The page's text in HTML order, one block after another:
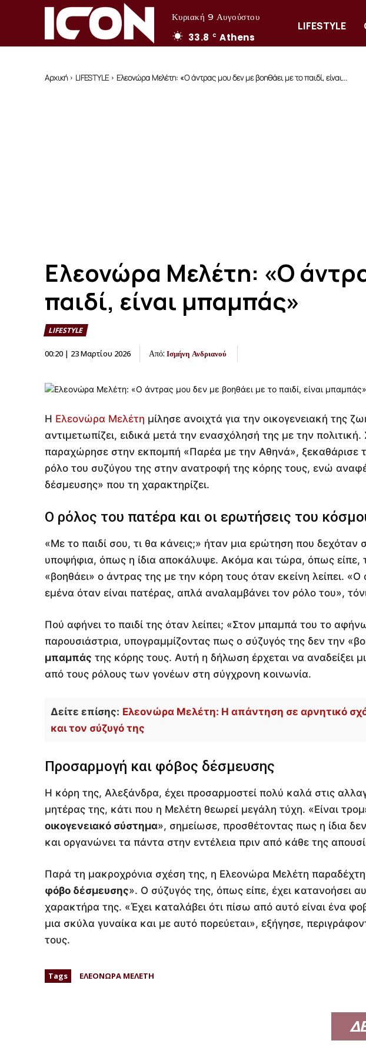
Κυριακή 9 Αυγούστου
33.8 C Athens
LIFESTYLE
Αρχική LIFESTYLE Ελεονώρα Μελέτη: «Ο άντρας μου δεν με βοηθάει με το παιδί, είναι...
Ελεονώρα Μελέτη: «Ο
παιδί, είναι μπαμπάς»
LIFESTYLE
00:20 | 23 Μαρτίου 2026 Από: Ισμήνη Ανδριανού
Η Ελεονώρα Μελέτη μίλησε ανοιχτά για την οικογενειακή της
αντιμετωπίζει, ειδικά μετά την ενασχόλησή της με την
παραχώρησε στην εκπομπή «Παρέα με την Αθηνά», ξεκαθάρισε
ρόλο του συζύγου της στην ανατροφή της κόρης τους, ενώ
δέσμευσης» που τη χαρακτηρίζει.
Ο ρόλος του πατέρα και οι ερωτήσεις του
«Με το παιδί σου, τι θα κάνεις;» ήταν μια ερώτηση που
υποψήφια, όπως η ίδια αποκάλυψε. Ακόμα και τώρα, όπως είπε,
«βοηθάει» ο άντρας της με την κόρη τους όταν εκείνη λείπει.
εμένα όταν είναι πατέρας, απλά αναλαμβάνει τον ρόλο του»,
Πού αφήνει το παιδί της όταν λείπει; «Στον μπαμπά του το
παρουσιάστρια, υπογραμμίζοντας πως ο σύζυγός της δεν την
μπαμπάς της κόρης τους. Αυτή η δήλωση έρχεται να αναδείξει
από τους ρόλους των γονέων στη σύγχρονη κοινωνία.
Δείτε επίσης: Ελεονώρα Μελέτη: Η απάντηση σε αρνητικό
και τον σύζυγό της
Προσαρμογή και φόβος δέσμευσης
Η κόρη της, Αλεξάνδρα, έχει προσαρμοστεί πολύ καλά στις
μητέρας της, κάτι που η Μελέτη θεωρεί μεγάλη τύχη. «Είναι
οικογενειακό σύστημα», σημείωσε, προσθέτοντας πως η ίδια
και οργανώνει τα πάντα στην εντέλεια πριν από κάθε της
Παρά τη μακροχρόνια σχέση της, η Ελεονώρα Μελέτη
φόβο δέσμευσης». Ο σύζυγός της, όπως είπε, έχει κατανοήσει
χαρακτήρα της. «Έχει καταλάβει ότι πίσω από αυτό είναι ένα
μια σκύλα γυναίκα και με αυτό πορεύεται», εξήγησε,
τους.
Tags ΕΛΕΟΝΩΡΑ ΜΕΛΕΤΗ